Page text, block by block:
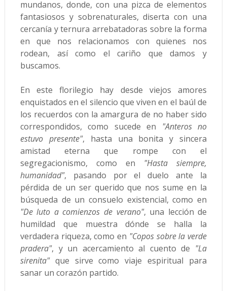
mundanos, donde, con una pizca de elementos
fantasiosos y sobrenaturales, diserta con una
cercanía y ternura arrebatadoras sobre la forma
en que nos relacionamos con quienes nos
rodean, así como el cariño que damos y
buscamos.
En este florilegio hay desde viejos amores
enquistados en el silencio que viven en el baúl de
los recuerdos con la amargura de no haber sido
correspondidos, como sucede en "Anteros no
estuvo presente", hasta una bonita y sincera
amistad eterna que rompe con el
segregacionismo, como en "Hasta siempre,
humanidad", pasando por el duelo ante la
pérdida de un ser querido que nos sume en la
búsqueda de un consuelo existencial, como en
"De luto a comienzos de verano", una lección de
humildad que muestra dónde se halla la
verdadera riqueza, como en "Copos sobre la verde
pradera", y un acercamiento al cuento de "La
sirenita"que sirve como viaje espiritual para
sanar un corazón partido.